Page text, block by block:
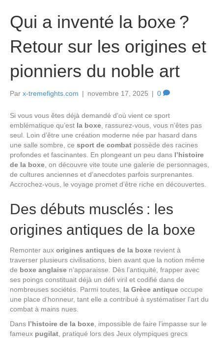
Qui a inventé la boxe ?
Retour sur les origines et
pionniers du noble art
Par x-tremefights.com | novembre 17, 2025 | 0
Si vous vous êtes déjà demandé d’où vient ce sport
emblématique qu’est la boxe , rassurez-vous, vous n’êtes pas
seul. Loin d’être une création moderne née par hasard dans
une salle sombre, ce sport de combat possède des racines
profondes et fascinantes. En plongeant un peu dans l’histoire
de la boxe , on découvre vite toute une galerie de personnages,
de cultures anciennes et d’anecdotes parfois surprenantes.
Accrochez-vous, le voyage promet d’être riche en découvertes.
Des débuts musclés : les
origines antiques de la boxe
Remonter aux origines antiques de la boxe revient à
traverser plusieurs civilisations, bien avant que la notion même
de boxe anglaise n’apparaisse. Dès l’antiquité, frapper avec
ses poings constituait déjà un défi viril et codifié dans de
nombreuses sociétés. Parmi toutes, la Grèce antique occupe
une place d’honneur, tant elle a contribué à systématiser l’art du
combat à mains nues.
Dans l’histoire de la boxe , impossible de faire l’impasse sur le
fameux pugilat , pratiqué lors des Jeux olympiques grecs